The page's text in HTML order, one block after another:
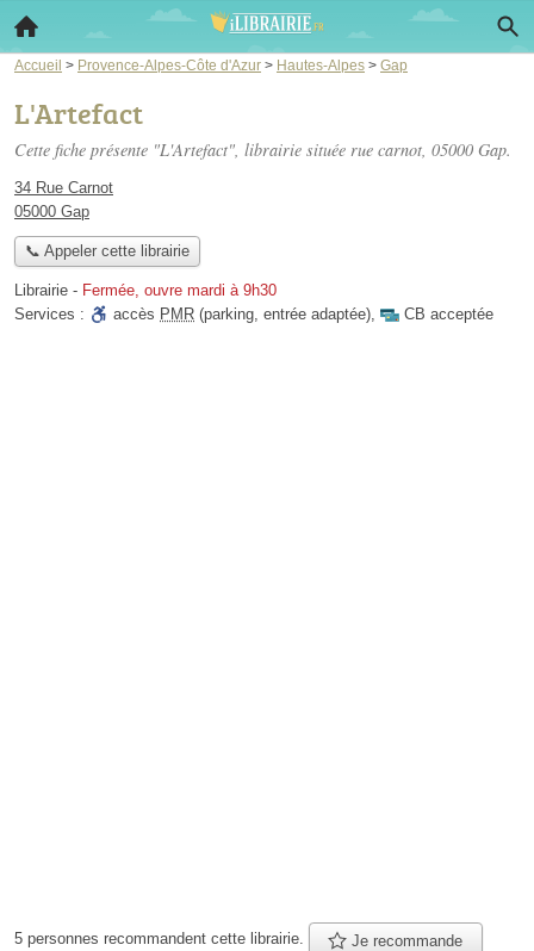
Accueil > Provence-Alpes-Côte d'Azur > Hautes-Alpes > Gap
L'Artefact
Cette fiche présente "L'Artefact", librairie située rue carnot, 05000 Gap.
34 Rue Carnot
05000 Gap
📞 Appeler cette librairie
Librairie - Fermée, ouvre mardi à 9h30
Services :
accès PMR (parking, entrée adaptée), CB acceptée
5 personnes recommandent cette librairie. Je recommande